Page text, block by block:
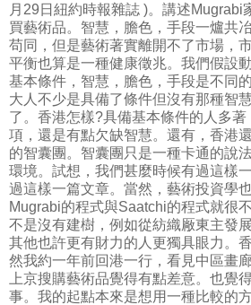
月29日紐約時報雜誌 )。講述Mugrabi
買藝術品。智慧，膽色，手段一爐共
苟同，但是藝術著實離開不了市場，
平衡也算是一種健康徵兆。我們假設
基本條件，智慧，膽色，手段是不同
大人不少是具備了條件但沒有那種智
了。香港怎樣?具備基本條件的人多
項，還是有點欠缺智慧。還有，香港
的智囊團。智囊團只是一種卡通的說
環境。試想，我們甚麼時候有過這樣
過這樣一篇文章。當然，藝術投資學
Mugrabi的程式與Saatchi的程式就很
不是沒有建樹，例如從紡織厰東主發
其他也許更有財力的人更獨具眼力。
然我約一年前回港一行，看見中區畫
上京搜購藝術品覺得有點差意。也覺
事。我的起點本來是想用一種比較的